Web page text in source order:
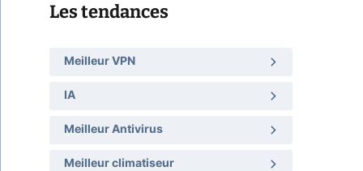
Les tendances
Meilleur VPN
IA
Meilleur Antivirus
Meilleur climatiseur